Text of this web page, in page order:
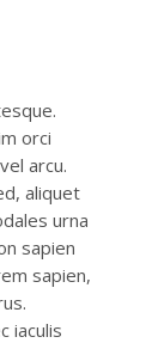
orci
arcu.
aliquet
urna
sapien
sapien,
iaculis